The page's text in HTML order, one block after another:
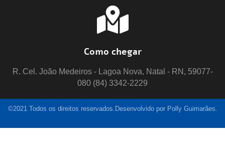
Como chegar
R. Cel. João Medeiros - Lagoa Nova, Natal - RN, 59077-
080 (84) 3342-2229
©2021 Todos os direitos reservados.Desenvolvido por Polly Guimarães.